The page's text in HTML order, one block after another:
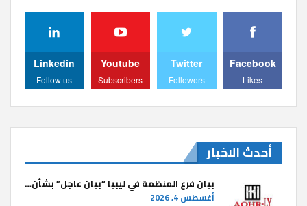
Facebook
Likes
Twitter
Followers
Youtube
Subscribers
Linkedin
Follow us
أحدث الاخبار
بيان فرع المنظمة في ليبيا “بيان عاجل” بشأن…
أغسطس 4, 2026